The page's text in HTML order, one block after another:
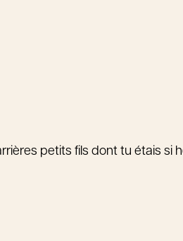
petits fils dont tu étais si